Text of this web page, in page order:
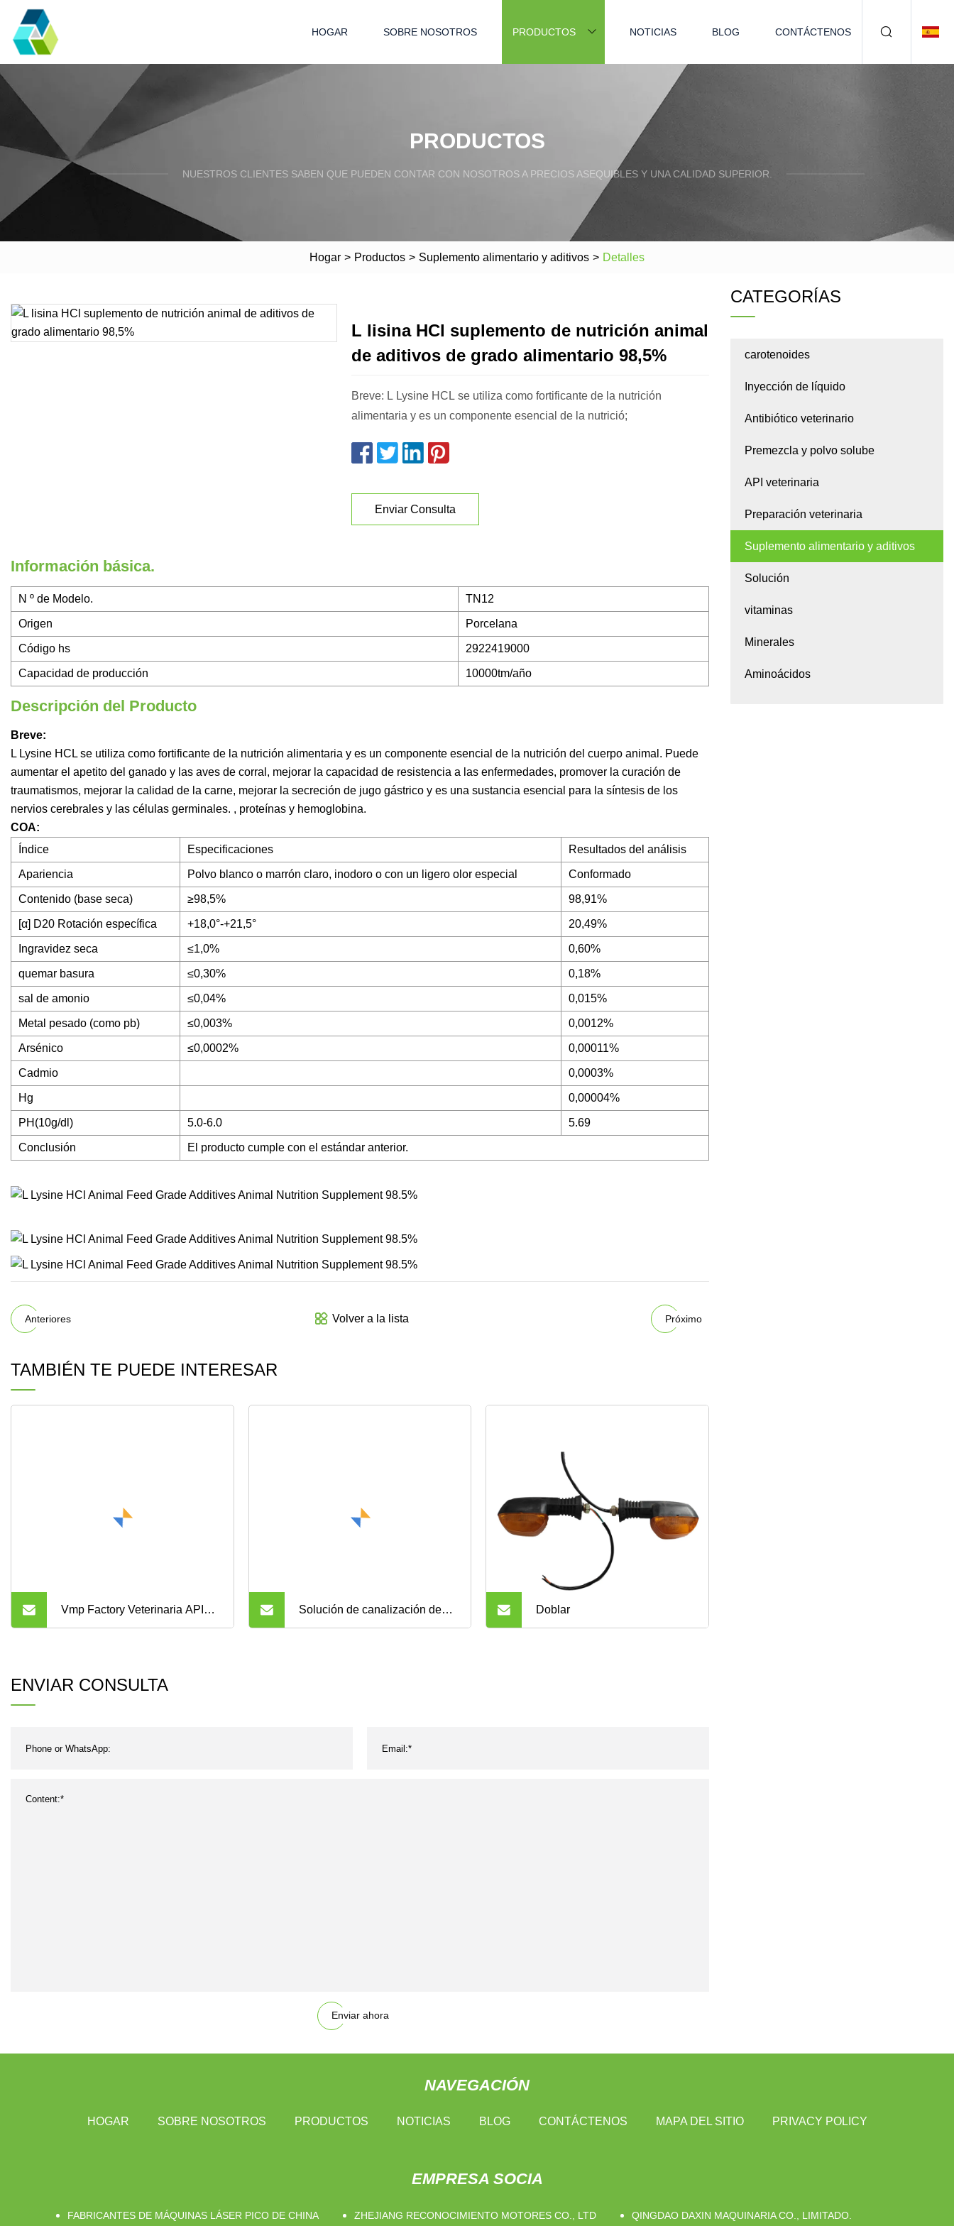
HOGAR SOBRE NOSOTROS PRODUCTOS NOTICIAS BLOG CONTÁCTENOS
PRODUCTOS
NUESTROS CLIENTES SABEN QUE PUEDEN CONTAR CON NOSOTROS A PRECIOS ASEQUIBLES Y UNA CALIDAD SUPERIOR.
Hogar > Productos > Suplemento alimentario y aditivos > Detalles
L lisina HCl suplemento de nutrición animal
de aditivos de grado alimentario 98,5%
Breve: L Lysine HCL se utiliza como fortificante de la nutrición
alimentaria y es un componente esencial de la nutrició;
Enviar Consulta
Información básica.
N º de Modelo. TN12
Origen Porcelana
Código hs 2922419000
Capacidad de producción 10000tm/año
Descripción del Producto
Breve:
L Lysine HCL se utiliza como fortificante de la nutrición alimentaria y es un componente esencial de la nutrición del cuerpo animal. Puede
aumentar el apetito del ganado y las aves de corral, mejorar la capacidad de resistencia a las enfermedades, promover la curación de
traumatismos, mejorar la calidad de la carne, mejorar la secreción de jugo gástrico y es una sustancia esencial para la síntesis de los
nervios cerebrales y las células germinales. , proteínas y hemoglobina.
COA:
Índice
Especificaciones Resultados del análisis
Apariencia Polvo blanco o marrón claro, inodoro o con un ligero olor especial Conformado
Contenido (base seca) ≥98,5% 98,91%
[α] D20 Rotación específica +18,0°-+21,5° 20,49%
Ingravidez seca ≤1,0% 0,60%
quemar basura ≤0,30% 0,18%
sal de amonio ≤0,04% 0,015%
Metal pesado (como pb) ≤0,003% 0,0012%
Arsénico ≤0,0002% 0,00011%
Cadmio 0,0003%
Hg 0,00004%
PH(10g/dl) 5.0-6.0 5.69
Conclusión El producto cumple con el estándar anterior.
Anteriores Volver a la lista Próximo
TAMBIÉN TE PUEDE INTERESAR
Vmp Factory Veterinaria API Solución de canalización de Doblar
ENVIAR CONSULTA
Enviar ahora
CATEGORÍAS
carotenoides
Inyección de líquido
Antibiótico veterinario
Premezcla y polvo solube
API veterinaria
Preparación veterinaria
Suplemento alimentario y aditivos
Solución
vitaminas
Minerales
Aminoácidos
NAVEGACIÓN
HOGAR SOBRE NOSOTROS PRODUCTOS NOTICIAS BLOG CONTÁCTENOS MAPA DEL SITIO PRIVACY POLICY
EMPRESA SOCIA
FABRICANTES DE MÁQUINAS LÁSER PICO DE CHINA ZHEJIANG RECONOCIMIENTO MOTORES CO., LTD QINGDAO DAXIN MAQUINARIA CO., LIMITADO.